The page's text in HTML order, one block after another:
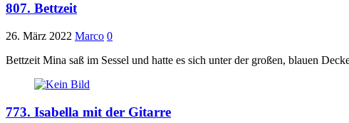
807. Bettzeit
26. März 2022 Marco 0
Bettzeit Mina saß im Sessel und hatte es sich unter der großen, blauen
773. Isabella mit der Gitarre